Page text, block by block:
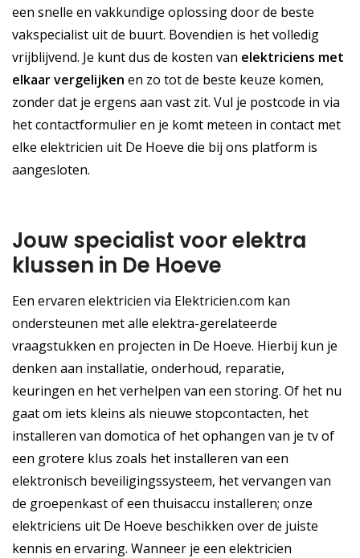
een snelle en vakkundige oplossing door de beste
vakspecialist uit de buurt. Bovendien is het volledig
vrijblijvend. Je kunt dus de kosten van elektriciens met
elkaar vergelijken en zo tot de beste keuze komen,
zonder dat je ergens aan vast zit. Vul je postcode in via
het contactformulier en je komt meteen in contact met
elke elektricien uit De Hoeve die bij ons platform is
aangesloten.
Jouw specialist voor elektra
klussen in De Hoeve
Een ervaren elektricien via Elektricien.com kan
ondersteunen met alle elektra-gerelateerde
vraagstukken en projecten in De Hoeve. Hierbij kun je
denken aan installatie, onderhoud, reparatie,
keuringen en het verhelpen van een storing. Of het nu
gaat om iets kleins als nieuwe stopcontacten, het
installeren van domotica of het ophangen van je tv of
een grotere klus zoals het installeren van een
elektronisch beveiligingssysteem, het vervangen van
de groepenkast of een thuisaccu installeren; onze
elektriciens uit De Hoeve beschikken over de juiste
kennis en ervaring. Wanneer je een elektricien